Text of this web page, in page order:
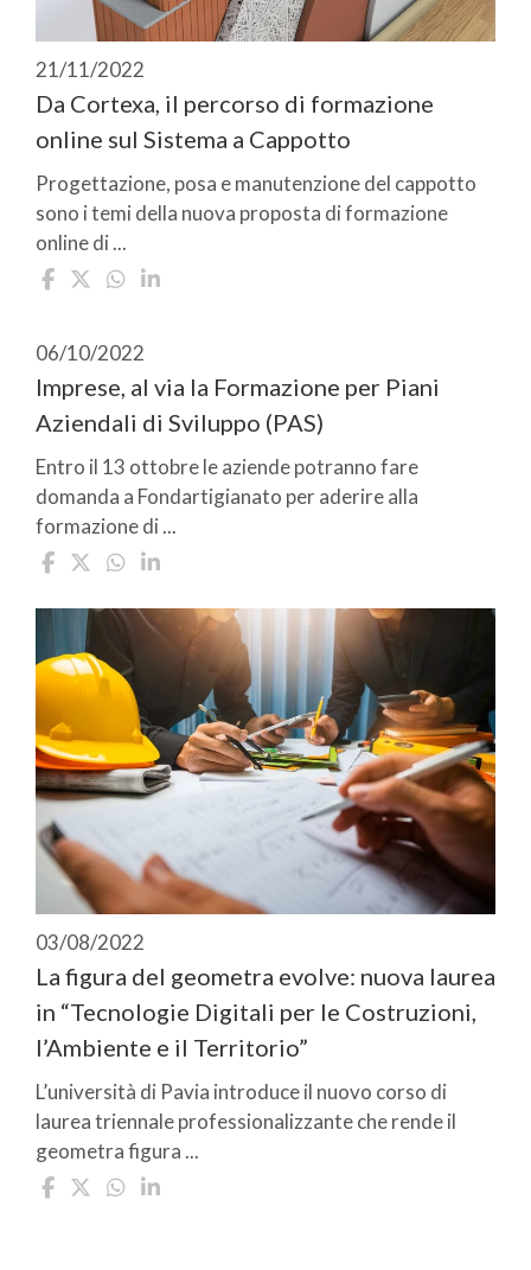
21/11/2022
Da Cortexa, il percorso di formazione
online sul Sistema a Cappotto
Progettazione, posa e manutenzione del cappotto
sono i temi della nuova proposta di formazione
online di ...
06/10/2022
Imprese, al via la Formazione per Piani
Aziendali di Sviluppo (PAS)
Entro il 13 ottobre le aziende potranno fare
domanda a Fondartigianato per aderire alla
formazione di ...
03/08/2022
La figura del geometra evolve: nuova laurea
in “Tecnologie Digitali per le Costruzioni,
l’Ambiente e il Territorio”
L’università di Pavia introduce il nuovo corso di
laurea triennale professionalizzante che rende il
geometra figura ...